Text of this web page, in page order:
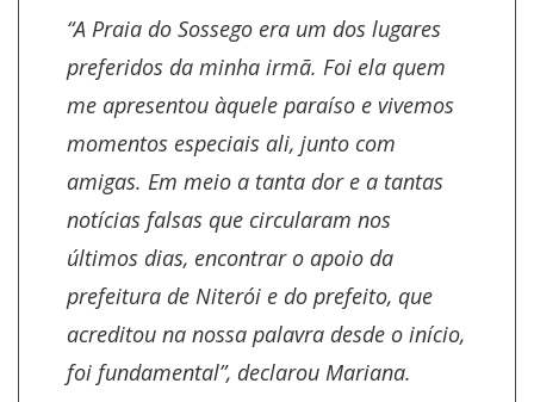
“A Praia do Sossego era um dos lugares
preferidos da minha irmã. Foi ela quem
me apresentou àquele paraíso e vivemos
momentos especiais ali, junto com
amigas. Em meio a tanta dor e a tantas
notícias falsas que circularam nos
últimos dias, encontrar o apoio da
prefeitura de Niterói e do prefeito, que
acreditou na nossa palavra desde o início,
foi fundamental”, declarou Mariana.